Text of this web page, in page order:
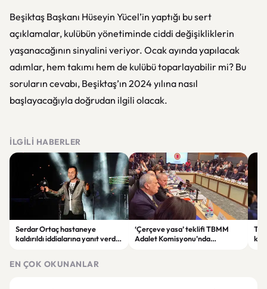
Beşiktaş Başkanı Hüseyin Yücel’in yaptığı bu sert
açıklamalar, kulübün yönetiminde ciddi değişikliklerin
yaşanacağının sinyalini veriyor. Ocak ayında yapılacak
adımlar, hem takımı hem de kulübü toparlayabilir mi? Bu
soruların cevabı, Beşiktaş’ın 2024 yılına nasıl
başlayacağıyla doğrudan ilgili olacak.
İLGILI HABERLER
Serdar Ortaç hastaneye
kaldırıldı iddialarına yanıt verdi:
‘Çerçeve yasa’ teklifi TBMM
Adalet Komisyonu’nda
EN ÇOK OKUNANLAR